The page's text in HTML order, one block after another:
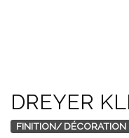
DREYER
FINITION/ DÉCORATION